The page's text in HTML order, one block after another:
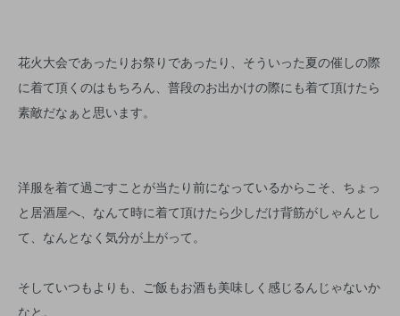
花火大会であったりお祭りであったり、そういった夏の催しの際
に着て頂くのはもちろん、普段のお出かけの際にも着て頂けたら
素敵だなぁと思います。
洋服を着て過ごすことが当たり前になっているからこそ、ちょっ
と居酒屋へ、なんて時に着て頂けたら少しだけ背筋がしゃんとし
て、なんとなく気分が上がって。
そしていつもよりも、ご飯もお酒も美味しく感じるんじゃないか
なと。